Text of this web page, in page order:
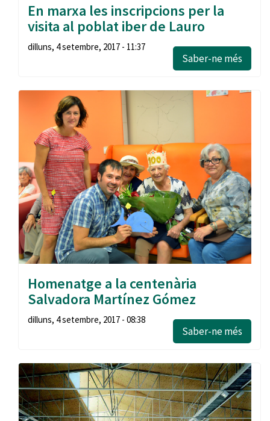
En marxa les inscripcions per la
visita al poblat iber de Lauro
dilluns, 4 setembre, 2017 - 11:37
Saber-ne més
Homenatge a la centenària
Salvadora Martínez Gómez
dilluns, 4 setembre, 2017 - 08:38
Saber-ne més